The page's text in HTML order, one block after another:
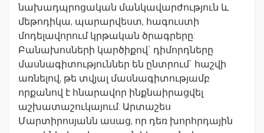
նախադպրոցական մանկավարժություն և
մեթոդիկա, պարարվեստ, հագուստի
մոդելավորում կրթական ծրագրերը:
Բանախոսների կարծիքով` դիմորդները
մասնագիտություններ են ընտրում` հաշվի
առնելով, թե տվյալ մասնագիտությամբ
որքանով է հնարավոր ինքնաիրացվել
աշխատաշուկայում: Արտաշես
Մարտիրոսյանն ասաց, որ դեռ խորհրդային